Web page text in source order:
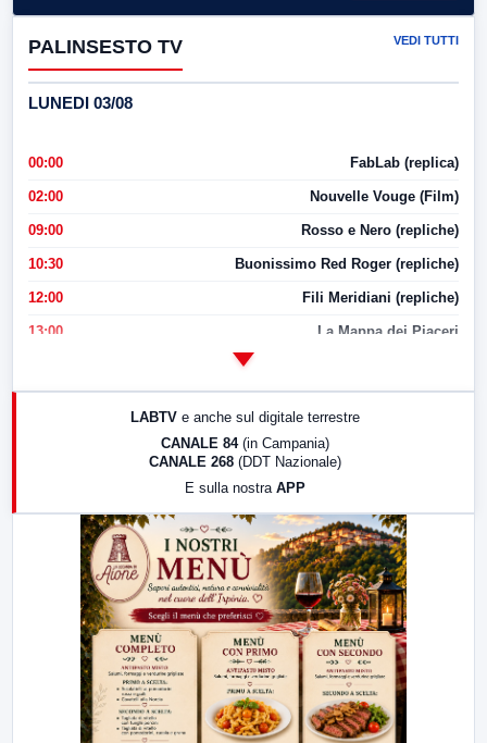
PALINSESTO TV VEDI TUTTI
LUNEDI 03/08
00:00 FabLab (replica)
02:00 Nouvelle Vouge (Film)
09:00 Rosso e Nero (repliche)
10:30 Buonissimo Red Roger (repliche)
12:00 Fili Meridiani (repliche)
13:00 La Mappa dei Piaceri
LabNews (replica)
LABTV e anche sul digitale terrestre
CANALE 84 (in Campania)
CANALE 268 (DDT Nazionale)
E sulla nostra APP